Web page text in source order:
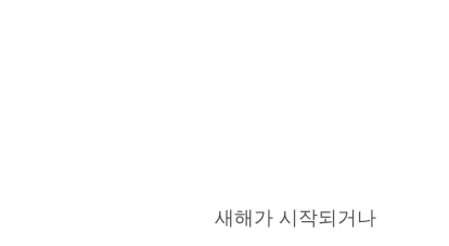
새해가 시작되거나